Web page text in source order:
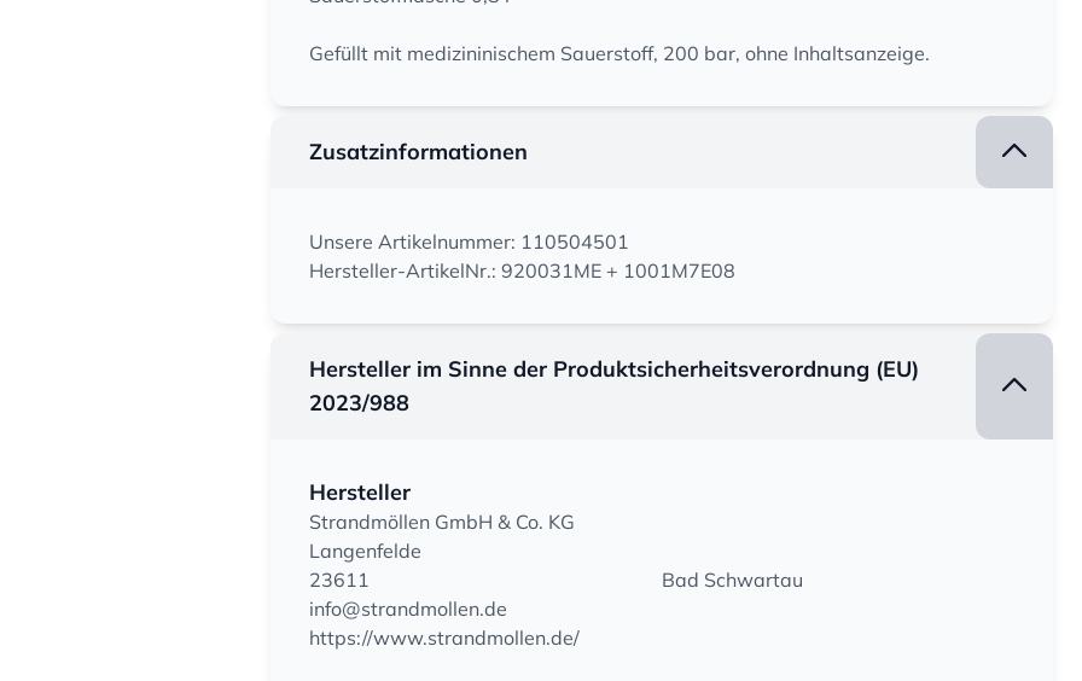
Gefüllt mit medizininischem Sauerstoff, 200 bar, ohne Inhaltsanzeige.
Zusatzinformationen
Unsere Artikelnummer: 110504501
Hersteller-ArtikelNr.: 920031ME + 1001M7E08
Hersteller im Sinne der Produktsicherheitsverordnung (EU)
2023/988
Hersteller
Strandmöllen GmbH & Co. KG
Langenfelde
23611
Bad Schwartau
info@strandmollen.de
https://www.strandmollen.de/